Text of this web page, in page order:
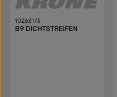
10Z63173
B9 DICHTSTREIFEN